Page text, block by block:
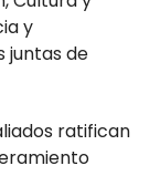
y
juntas de
ratifican